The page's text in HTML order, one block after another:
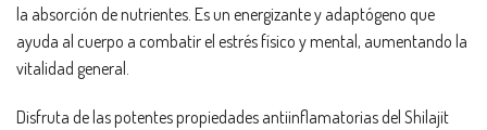
la absorción de nutrientes. Es un energizante y adaptógeno que
ayuda al cuerpo a combatir el estrés físico y mental, aumentando la
vitalidad general.
Disfruta de las potentes propiedades antiinflamatorias del Shilajit